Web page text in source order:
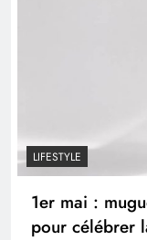
LIFESTYLE
1er mai :
pour célébrer